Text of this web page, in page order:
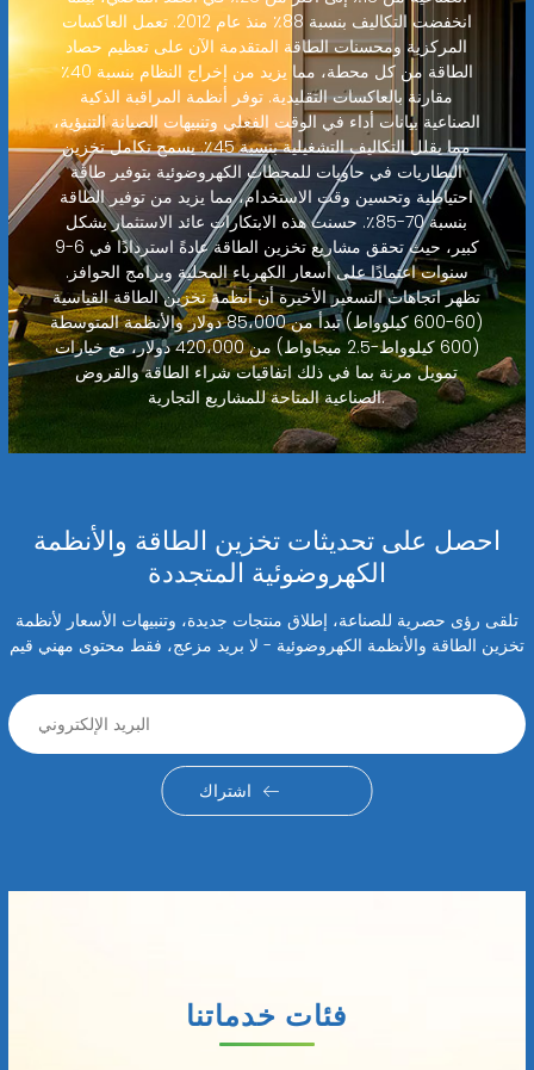
انخفضت التكاليف بنسبة 88٪ منذ عام 2012. تعمل العاكسات
المركزية ومحسنات الطاقة المتقدمة الآن على تعظيم حصاد
الطاقة من كل محطة، مما يزيد من إخراج النظام بنسبة 40٪
مقارنة بالعاكسات التقليدية. توفر أنظمة المراقبة الذكية
الصناعية بيانات أداء في الوقت الفعلي وتنبيهات الصيانة التنبؤية،
مما يقلل التكاليف التشغيلية بنسبة 45٪. يسمح تكامل تخزين
البطاريات في حاويات للمحطات الكهروضوئية بتوفير طاقة
احتياطية وتحسين وقت الاستخدام، مما يزيد من توفير الطاقة
بنسبة 70-85٪. حسنت هذه الابتكارات عائد الاستثمار بشكل
كبير، حيث تحقق مشاريع تخزين الطاقة عادةً استردادًا في 6-9
سنوات اعتمادًا على أسعار الكهرباء المحلية وبرامج الحوافز.
تظهر اتجاهات التسعير الأخيرة أن أنظمة تخزين الطاقة القياسية
(60-600 كيلوواط) تبدأ من 85،000 دولار والأنظمة المتوسطة
(600 كيلوواط-2.5 ميجاواط) من 420،000 دولار، مع خيارات
تمويل مرنة بما في ذلك اتفاقيات شراء الطاقة والقروض
الصناعية المتاحة للمشاريع التجارية.
احصل على تحديثات تخزين الطاقة والأنظمة
الكهروضوئية المتجددة
تلقى رؤى حصرية للصناعة، إطلاق منتجات جديدة، وتنبيهات الأسعار لأنظمة
تخزين الطاقة والأنظمة الكهروضوئية - لا بريد مزعج، فقط محتوى مهني قيم
اشتراك
فئات خدماتنا